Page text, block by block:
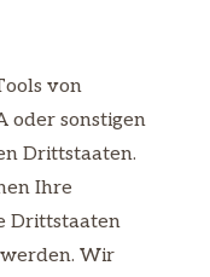
von
oder sonstigen
Drittstaaten.
Ihre
Drittstaaten
Wir